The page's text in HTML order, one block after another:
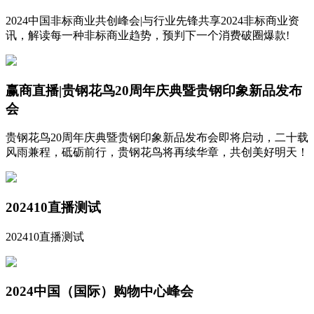
2024中国非标商业共创峰会|与行业先锋共享2024非标商业资
讯，解读每一种非标商业趋势，预判下一个消费破圈爆款!
赢商直播|贵钢花鸟20周年庆典暨贵钢印象新品发布
会
贵钢花鸟20周年庆典暨贵钢印象新品发布会即将启动，二十载
风雨兼程，砥砺前行，贵钢花鸟将再续华章，共创美好明天！
202410直播测试
202410直播测试
2024中国（国际）购物中心峰会